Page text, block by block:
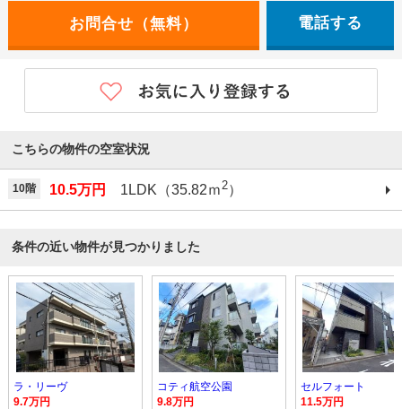
電話する
こちらの物件の空室状況
10階 10.5万円 1LDK（35.82ｍ2）
条件の近い物件が見つかりました
ラ・リーヴ
9.7万円
コティ航空公園
9.8万円
セルフォート
11.5万円